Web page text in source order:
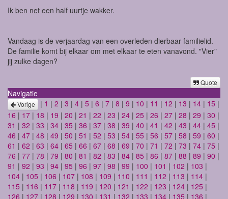
Ik ben net een half uurtje wakker.
Vandaag is de verjaardag van een overleden dierbaar familielid.
De familie komt bij elkaar om met elkaar te eten vanavond. "Vier"
jij zulke dagen?
Quote
Navigatie
Vorige | 1 | 2 | 3 | 4 | 5 | 6 | 7 | 8 | 9 | 10 | 11 | 12 | 13 | 14 | 15 |
16 | 17 | 18 | 19 | 20 | 21 | 22 | 23 | 24 | 25 | 26 | 27 | 28 | 29 | 30 |
31 | 32 | 33 | 34 | 35 | 36 | 37 | 38 | 39 | 40 | 41 | 42 | 43 | 44 | 45 |
46 | 47 | 48 | 49 | 50 | 51 | 52 | 53 | 54 | 55 | 56 | 57 | 58 | 59 | 60 |
61 | 62 | 63 | 64 | 65 | 66 | 67 | 68 | 69 | 70 | 71 | 72 | 73 | 74 | 75 |
76 | 77 | 78 | 79 | 80 | 81 | 82 | 83 | 84 | 85 | 86 | 87 | 88 | 89 | 90 |
91 | 92 | 93 | 94 | 95 | 96 | 97 | 98 | 99 | 100 | 101 | 102 | 103 |
104 | 105 | 106 | 107 | 108 | 109 | 110 | 111 | 112 | 113 | 114 |
115 | 116 | 117 | 118 | 119 | 120 | 121 | 122 | 123 | 124 | 125 |
126 | 127 | 128 | 129 | 130 | 131 | 132 | 133 | 134 | 135 | 136 |